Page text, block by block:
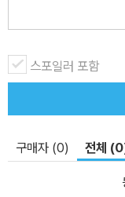
이다. 도서관에는 루이
가 걸리고, 루이스는 그
뼘 성장한다. ‘강요하지
사랑스럽다. 아빠는
보고 바로잡아 주는 역
접착테이프를 붙였을
스포일러 포함
구매자 (0) 전체